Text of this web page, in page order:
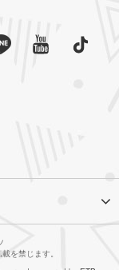
を禁じます。